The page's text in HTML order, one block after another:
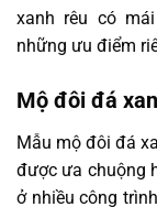
xanh rêu có
những ưu điểm
Mộ đôi đá
Mẫu mộ đôi đá
được ưa chuộng
ở nhiều công